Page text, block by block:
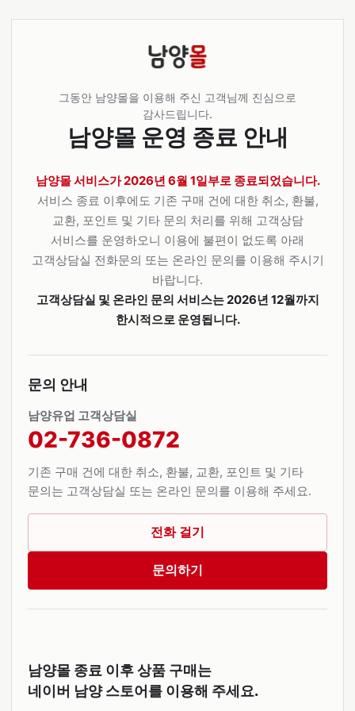
그동안 남양몰을 이용해 주신 고객님께 진심으로
감사드립니다.
남양몰 운영 종료 안내
남양몰 서비스가 2026년 6월 1일부로 종료되었습니다.
서비스 종료 이후에도 기존 구매 건에 대한 취소, 환불,
교환, 포인트 및 기타 문의 처리를 위해 고객상담
서비스를 운영하오니 이용에 불편이 없도록 아래
고객상담실 전화문의 또는 온라인 문의를 이용해 주시기
바랍니다.
고객상담실 및 온라인 문의 서비스는 2026년 12월까지
한시적으로 운영됩니다.
문의 안내
남양유업 고객상담실
02-736-0872
기존 구매 건에 대한 취소, 환불, 교환, 포인트 및 기타
문의는 고객상담실 또는 온라인 문의를 이용해 주세요.
전화 걸기
문의하기
남양몰 종료 이후 상품 구매는
네이버 남양 스토어를 이용해 주세요.